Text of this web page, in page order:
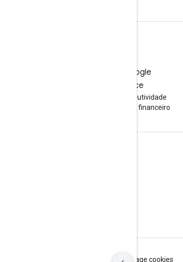
Teste o Google
Workspace
Aumente sua produtividade
com a IA sem custo financeiro
Manage cookies